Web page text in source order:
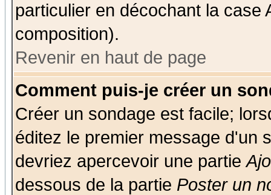
particulier en décochant la case
composition).
Revenir en haut de page
Comment puis-je créer un
Créer un sondage est facile;
éditez le premier message d'un
devriez apercevoir une partie
dessous de la partie Poster un